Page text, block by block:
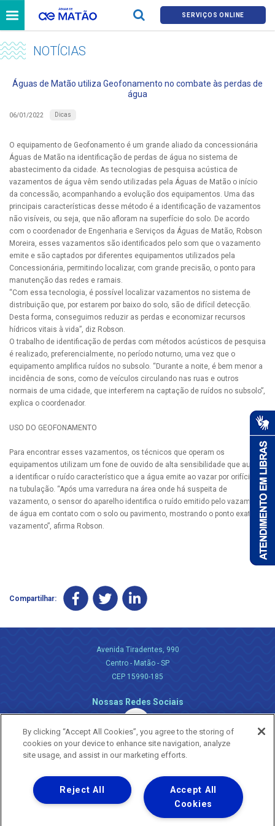
SERVIÇOS ONLINE
NOTÍCIAS
Águas de Matão utiliza Geofonamento no combate às perdas de
água
06/01/2022 Dicas
O equipamento de Geofonamento é um grande aliado da concessionária
Águas de Matão na identificação de perdas de água no sistema de
abastecimento da cidade. As tecnologias de pesquisa acústica de
vazamentos de água vêm sendo utilizadas pela Águas de Matão o início
da concessão, acompanhando a evolução dos equipamentos. Uma das
principais características desse método é a identificação de vazamentos
não visíveis, ou seja, que não afloram na superfície do solo. De acordo
com o coordenador de Engenharia e Serviços da Águas de Matão, Robson
Moreira, esses vazamentos são identificados pelo som que o vazamento
emite e são captados por diferentes equipamentos utilizados pela
Concessionária, permitindo localizar, com grande precisão, o ponto para
manutenção das redes e ramais.
“Com essa tecnologia, é possível localizar vazamentos no sistema de
distribuição que, por estarem por baixo do solo, são de difícil detecção.
Desta forma, conseguimos reduzir as perdas e economizar recursos
hídricos vitais à vida”, diz Robson.
O trabalho de identificação de perdas com métodos acústicos de pesquisa
é realizado, preferencialmente, no período noturno, uma vez que o
equipamento amplifica ruídos no subsolo. “Durante a noite, é bem menor a
incidência de sons, como de veículos circulando nas ruas e outros
normais de uma cidade, que interferem na captação de ruídos no subsolo”,
explica o coordenador.
USO DO GEOFONAMENTO
Para encontrar esses vazamentos, os técnicos que operam os
equipamentos utilizam um fone de ouvido de alta sensibilidade que auxilia
a identificar o ruído característico que a água emite ao vazar por orifícios
na tubulação. “Após uma varredura na área onde há suspeita de
vazamento, o sensor do aparelho identifica o ruído emitido pelo vazamento
de água em contato com o solo ou pavimento, mostrando o ponto exato do
vazamento”, afirma Robson.
Compartilhar:
Avenida Tiradentes, 990
Centro - Matão - SP
CEP 15990-185
Nossas Redes Sociais
Uma empresa
Copyright ® 2026 - Todos os Direitos Reservados.
Nossa natureza movimenta a vida
By clicking “Accept All Cookies”, you agree to the storing of
cookies on your device to enhance site navigation, analyze
site usage, and assist in our marketing efforts.
Accept All
Cookies
Reject All